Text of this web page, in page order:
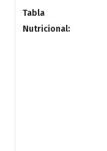
Tabla
Nutricional: